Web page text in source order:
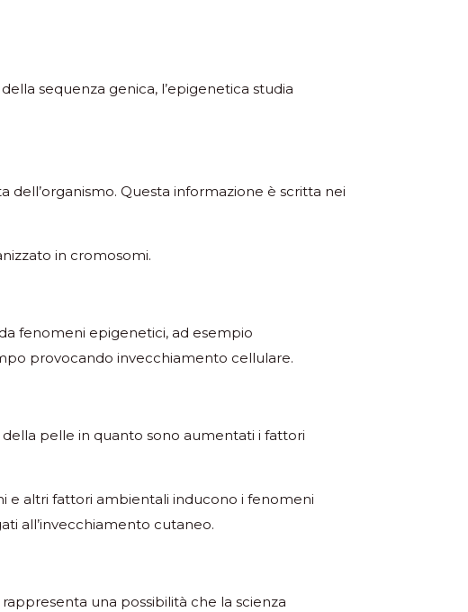
sequenza genica, l’epigenetica studia
Questa informazione è scritta nei
in cromosomi.
fenomeni epigenetici, ad esempio
provocando invecchiamento cellulare.
pelle in quanto sono aumentati i fattori
e altri fattori ambientali inducono i fenomeni
all’invecchiamento cutaneo.
una possibilità che la scienza